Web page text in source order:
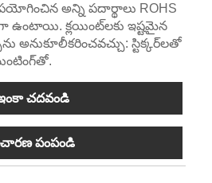
అన్ని పదార్థాలు ROHS
ఉంటాయి. క్లయింట్‌లకు ఇష్టమైన
అనుకూలీకరించవచ్చు: స్టిక్కర్‌లతో
చదవండి
పంపండి